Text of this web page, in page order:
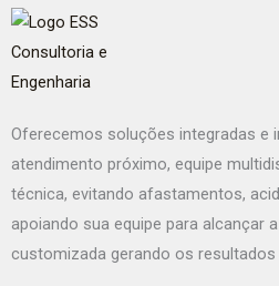
Oferecemos soluções integradas e
atendimento próximo, equipe
técnica, evitando afastamentos,
apoiando sua equipe para alcançar
customizada gerando os resultados